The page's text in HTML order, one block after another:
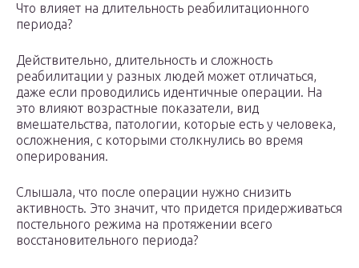
Что влияет на длительность реабилитационного
периода?
Действительно, длительность и сложность
реабилитации у разных людей может отличаться,
даже если проводились идентичные операции. На
это влияют возрастные показатели, вид
вмешательства, патологии, которые есть у человека,
осложнения, с которыми столкнулись во время
оперирования.
Слышала, что после операции нужно снизить
активность. Это значит, что придется придерживаться
постельного режима на протяжении всего
восстановительного периода?